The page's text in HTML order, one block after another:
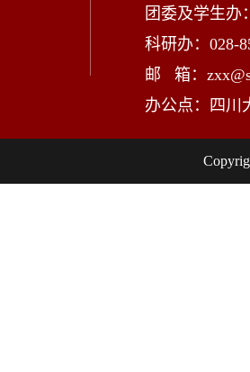
团委及学生办
科研办：028-
邮 箱：
办公点：四川